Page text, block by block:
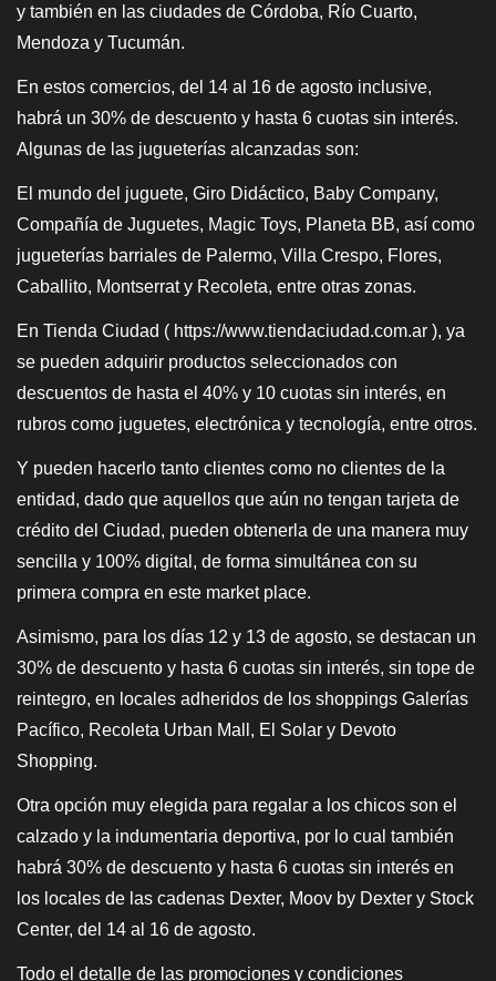
y también en las ciudades de Córdoba, Río Cuarto,
Mendoza y Tucumán.
En estos comercios, del 14 al 16 de agosto inclusive,
habrá un 30% de descuento y hasta 6 cuotas sin interés.
Algunas de las jugueterías alcanzadas son:
El mundo del juguete, Giro Didáctico, Baby Company,
Compañía de Juguetes, Magic Toys, Planeta BB, así como
jugueterías barriales de Palermo, Villa Crespo, Flores,
Caballito, Montserrat y Recoleta, entre otras zonas.
En Tienda Ciudad ( https://www.tiendaciudad.com.ar ), ya
se pueden adquirir productos seleccionados con
descuentos de hasta el 40% y 10 cuotas sin interés, en
rubros como juguetes, electrónica y tecnología, entre otros.
Y pueden hacerlo tanto clientes como no clientes de la
entidad, dado que aquellos que aún no tengan tarjeta de
crédito del Ciudad, pueden obtenerla de una manera muy
sencilla y 100% digital, de forma simultánea con su
primera compra en este market place.
Asimismo, para los días 12 y 13 de agosto, se destacan un
30% de descuento y hasta 6 cuotas sin interés, sin tope de
reintegro, en locales adheridos de los shoppings Galerías
Pacífico, Recoleta Urban Mall, El Solar y Devoto
Shopping.
Otra opción muy elegida para regalar a los chicos son el
calzado y la indumentaria deportiva, por lo cual también
habrá 30% de descuento y hasta 6 cuotas sin interés en
los locales de las cadenas Dexter, Moov by Dexter y Stock
Center, del 14 al 16 de agosto.
Todo el detalle de las promociones y condiciones